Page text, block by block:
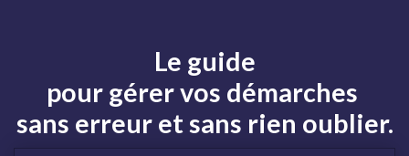
Le guide
pour gérervos démarches
sans erreur et sans rien oublier.